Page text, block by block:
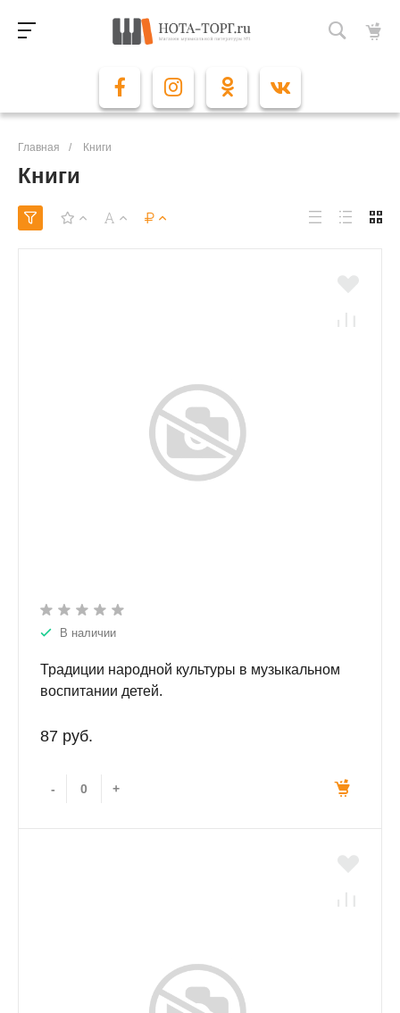
Главная / Книги
Книги
В наличии
Традиции народной культуры в музыкальном
воспитании детей.
87 руб.
- +